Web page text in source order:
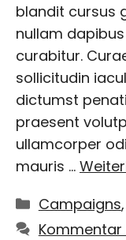
blandit cursus
nullam
curabitur.
sollicitudin
dictumst
praesent
ullamcorper
mauris …
Kategorien
Campaigns,